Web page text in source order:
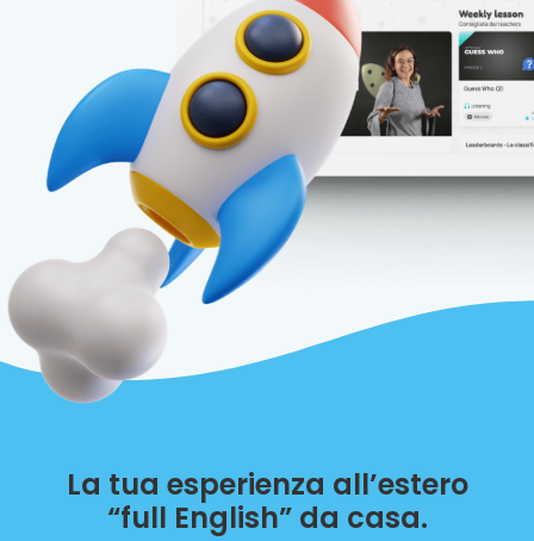
La tua esperienza all’estero
“full English” da casa.